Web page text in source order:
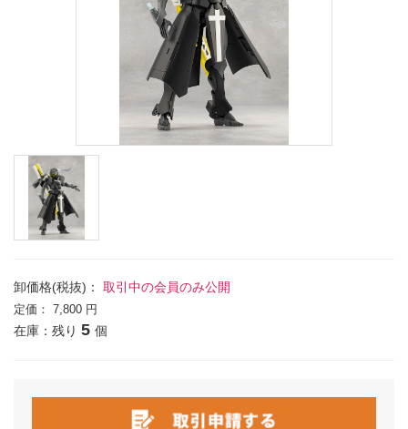
卸価格(税抜)： 取引中の会員のみ公開
定価： 7,800 円
在庫：残り 5 個